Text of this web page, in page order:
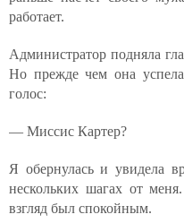
работает.
Администратор подняла
Но прежде чем она успела
голос:
— Миссис Картер?
Я обернулась и увидела
нескольких шагах от
взгляд был спокойным.